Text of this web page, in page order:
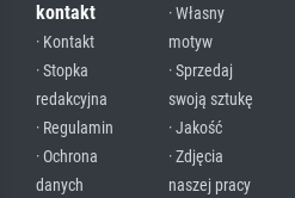
kontakt
· Kontakt
· Stopka
redakcyjna
· Regulamin
· Ochrona
danych
· Własny
motyw
· Sprzedaj
swoją sztukę
· Jakość
· Zdjęcia
naszej pracy